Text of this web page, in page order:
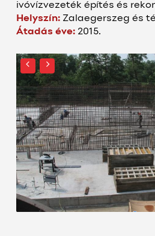
ivóvízvezeték építés és
Helyszín: Zalaegerszeg és
Átadás éve: 2015.